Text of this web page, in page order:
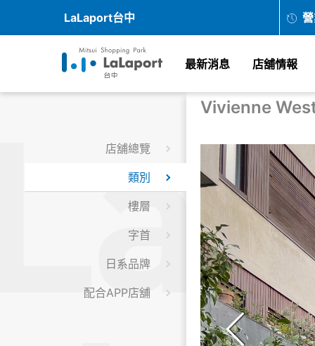
LaLaport台中
最新消息 店舖情報
店舖總覽
類別
樓層
字首
日系品牌
配合APP店舖
Vivienne